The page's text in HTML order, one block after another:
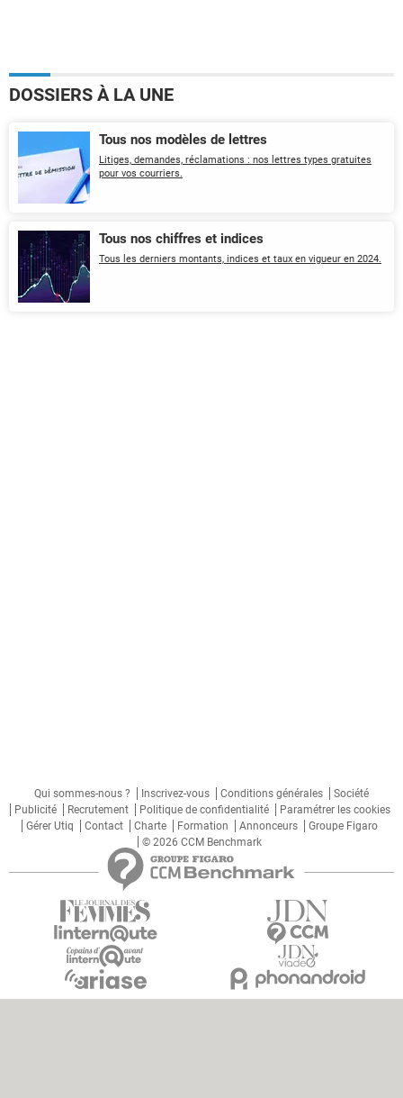
DOSSIERS À LA UNE
Tous nos modèles de lettres
Litiges, demandes, réclamations : nos lettres types gratuites
pour vos courriers.
Tous nos chiffres et indices
Tous les derniers montants, indices et taux en vigueur en 2024.
Qui sommes-nous ? Inscrivez-vous Conditions générales
Société
Publicité
Recrutement Politique de confidentialité
Paramétrer les cookies
Gérer Utiq
Contact Charte Formation Annonceurs
Groupe Figaro
© 2026 CCM Benchmark